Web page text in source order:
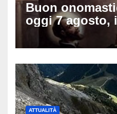
Buon
oggi 7 agosto,
di auguri da
social
ATTUALITÀ